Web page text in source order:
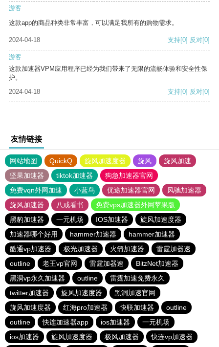
游客
这款app的商品种类非常丰富，可以满足我所有的购物需求。
2024-04-18 支持[0] 反对[0]
游客
这款加速器VPM应用程序已经为我们带来了无限的流畅体验和安全性保
护。
2024-04-18
支持[0] 反对[0]
友情链接
网站地图 QuickQ 旋风加速度器 旋风
旋风加速
坚果加速器
tiktok加速器
狗急加速器官网
免费vqn外网加速
小蓝鸟 优途加速器官网
风驰加速器
旋风加速器
八戒看书
免费vps加速器外网苹果版
黑豹加速器
一元机场 IOS加速器
旋风加速度器
加速器哪个好用
hammer加速器
hammer加速器
酷通vp加速器
极光加速器 火箭加速器
雷霆加器速
outline
老王vp官网 雷霆加器速
BitzNet加速器
黑洞vp永久加速器
outline
雷霆加速免费永久
twitter加速器
旋风加速度器
黑洞加速官网
旋风加速度器
红海pro加速器 快联加速器
outline
outline
快连加速器app ios加速器
一元机场
ios加速器
旋风加速度器 极风加速器 快连vp加速器